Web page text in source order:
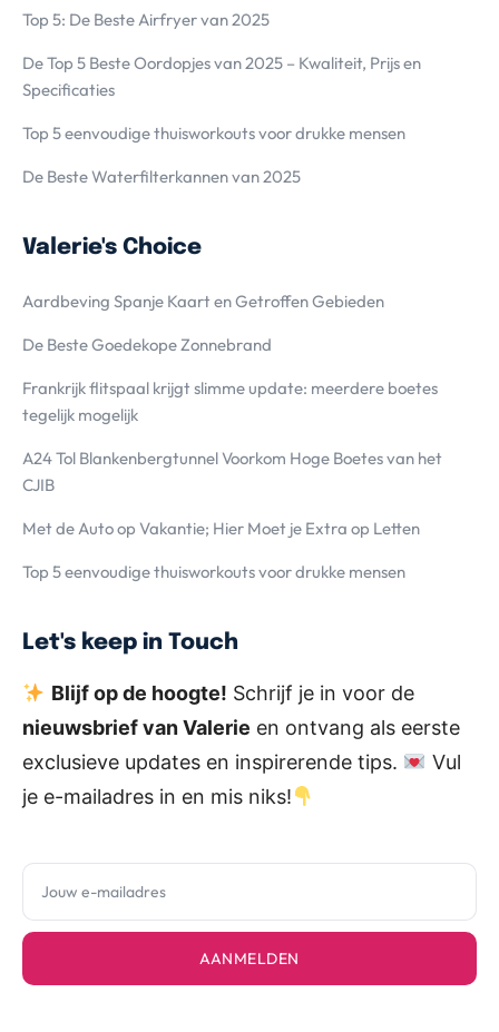
Top 5: De Beste Airfryer van 2025
De Top 5 Beste Oordopjes van 2025 – Kwaliteit, Prijs en
Specificaties
Top 5 eenvoudige thuisworkouts voor drukke mensen
De Beste Waterfilterkannen van 2025
Valerie's Choice
Aardbeving Spanje Kaart en Getroffen Gebieden
De Beste Goedekope Zonnebrand
Frankrijk flitspaal krijgt slimme update: meerdere boetes
tegelijk mogelijk
A24 Tol Blankenbergtunnel Voorkom Hoge Boetes van het
CJIB
Met de Auto op Vakantie; Hier Moet je Extra op Letten
Top 5 eenvoudige thuisworkouts voor drukke mensen
Let's keep in Touch
Blijf op de hoogte! Schrijf je in voor de
nieuwsbrief van Valerie en ontvang als eerste
exclusieve updates en inspirerende tips.
Vul
je e-mailadres in en mis niks!
AANMELDEN